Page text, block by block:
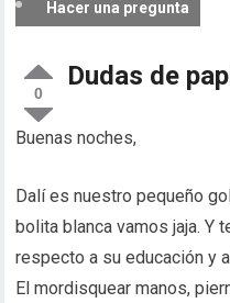
Hacer una pregunta
0
Dudas de
Buenas noches,
Dalí es nuestro pequeño
bolita blanca vamos jaja. Y
respecto a su educación y
El mordisquear manos,